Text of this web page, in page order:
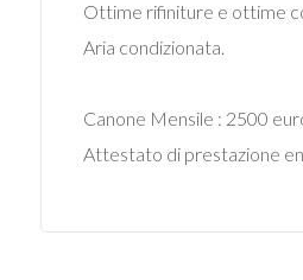
Ottime rifiniture e ottime
Aria condizionata.
Canone Mensile : 2500
Attestato di prestazione